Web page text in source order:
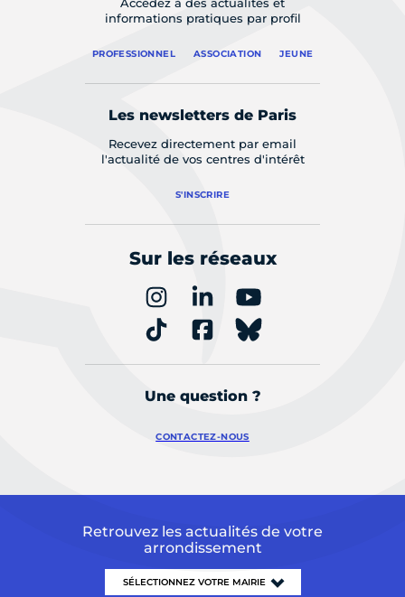
informations pratiques par profil
PROFESSIONNEL ASSOCIATION JEUNE
Les newsletters de Paris
Recevez directement par email
l'actualité de vos centres d'intérêt
S'INSCRIRE
Sur les réseaux
Une question ?
CONTACTEZ-NOUS
Retrouvez les actualités de votre
arrondissement